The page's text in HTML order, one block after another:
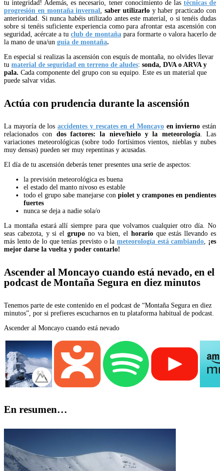
tu integridad! Además, es necesario, tener conocimiento de las técnicas de
progresión en montaña invernal
saber utilizarloy haber practicado con
anterioridad. Si nunca habéis utilizado antes este material, o si tenéis dudas
sobre si tenéis suficiente experiencia como para afrontar esta ascensión con
seguridad, acércate a tuclub de montañapara formarte o valora hacerlo de
la mano de una/un guía de montaña.
En especial si realizas la ascensión con esquís de montaña, no olvides llevar
tu material de seguridad en terreno de aludes: sonda, DVA o ARVA y
pala. Cada componente del grupo con su equipo. Este es un material que
puede salvar vidas.
Actúa con prudencia durante la ascensión
La mayoría de los accidentes y rescates en el Moncayoen invierno están
relacionados con dos factores: la nieve/hielo y la meteorología. Las
variaciones meteorológicas (sobre todo fortísimos vientos, nieblas y nubes
muy densas) pueden ser muy repentinas y acusadas.
El día de tu ascensión deberás tener presentes una serie de aspectos:
la previsión meteorológica es buena
el estado del manto nivoso es estable
todo el grupo sabe manejarse con piolet y crampones en pendientes
fuertes
nunca se deja a nadie sola/o
La montaña estará allí siempre para que volvamos cualquier otro día. No
seas cabezota, y si el grupono va bien, el horarioque estás llevando es
más lento de lo que tenías previsto o la meteorología está cambiando
¡es
mejor darse la vuelta y poder contarlo!
Ascender al Moncayo cuando está nevado, en el
podcast de Montaña Segura en diez minutos
Tenemos parte de este contenido en el podcast de “Montaña Segura en diez
minutos”, por si prefieres escucharnos en tu plataforma habitual de podcast.
Ascender al Moncayo cuando está nevado
En resumen…